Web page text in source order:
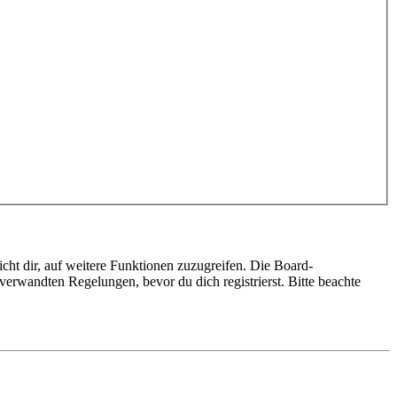
dir, auf weitere Funktionen zuzugreifen. Die Board-
Regelungen, bevor du dich registrierst. Bitte beachte